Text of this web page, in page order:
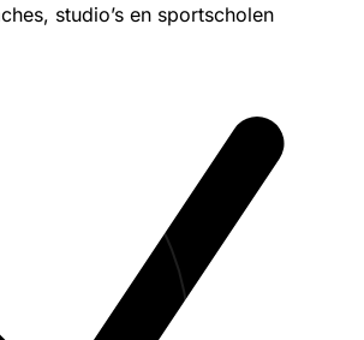
studio’s en sportscholen